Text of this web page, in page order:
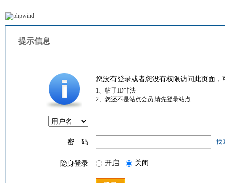
提示信息
您没有登录或者您没有权限访问此页面
1、帖子ID非法
2、您还不是站点会员,请先登录站点
密 码 找
隐身登录 开启 关闭